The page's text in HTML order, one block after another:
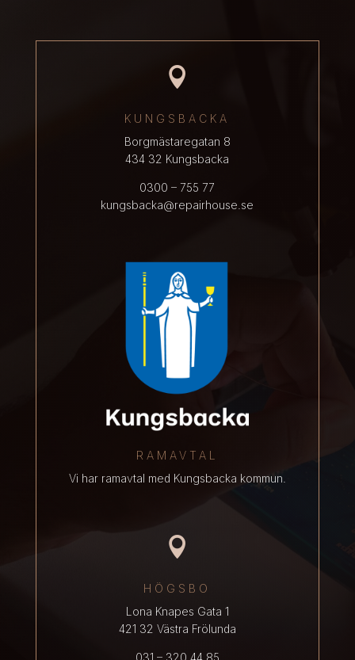

KUNGSBACKA
Borgmästaregatan 8
434 32 Kungsbacka
0300 – 755 77
kungsbacka@repairhouse.se
RAMAVTAL
Vi har ramavtal med Kungsbacka kommun.

HÖGSBO
Lona Knapes Gata 1
421 32 Västra Frölunda
031 – 320 44 85